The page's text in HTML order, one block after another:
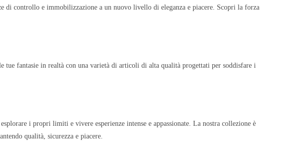
di controllo e immobilizzazione a un nuovo livello di eleganza e piacere. Scopri la forza
tue fantasie in realtà con una varietà di articoli di alta qualità progettati per soddisfare i
i propri limiti e vivere esperienze intense e appassionate. La nostra collezione è
qualità, sicurezza e piacere.